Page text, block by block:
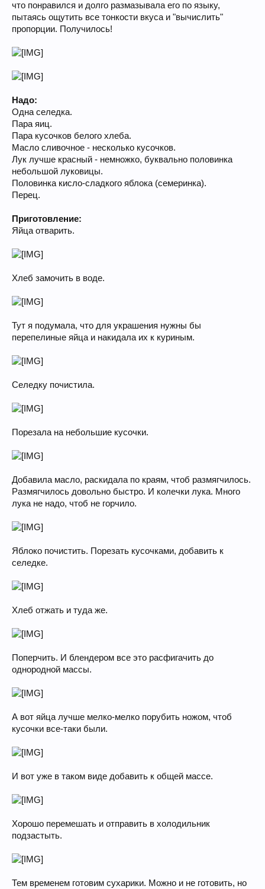
что понравился и долго размазывала его по языку,
пытаясь ощутить все тонкости вкуса и "вычислить"
пропорции. Получилось!
Надо:
Одна селедка.
Пара яиц.
Пара кусочков белого хлеба.
Масло сливочное - несколько кусочков.
Лук лучше красный - немножко, буквально половинка
небольшой луковицы.
Половинка кисло-сладкого яблока (семеринка).
Перец.
Приготовление:
Яйца отварить.
Хлеб замочить в воде.
Тут я подумала, что для украшения нужны бы
перепелиные яйца и накидала их к куриным.
Селедку почистила.
Порезала на небольшие кусочки.
Добавила масло, раскидала по краям, чтоб размягчилось.
Размягчилось довольно быстро. И колечки лука. Много
лука не надо, чтоб не горчило.
Яблоко почистить. Порезать кусочками, добавить к
селедке.
Хлеб отжать и туда же.
Поперчить. И блендером все это расфигачить до
однородной массы.
А вот яйца лучше мелко-мелко порубить ножом, чтоб
кусочки все-таки были.
И вот уже в таком виде добавить к общей массе.
Хорошо перемешать и отправить в холодильник
подзастыть.
Тем временем готовим сухарики. Можно и не готовить, но